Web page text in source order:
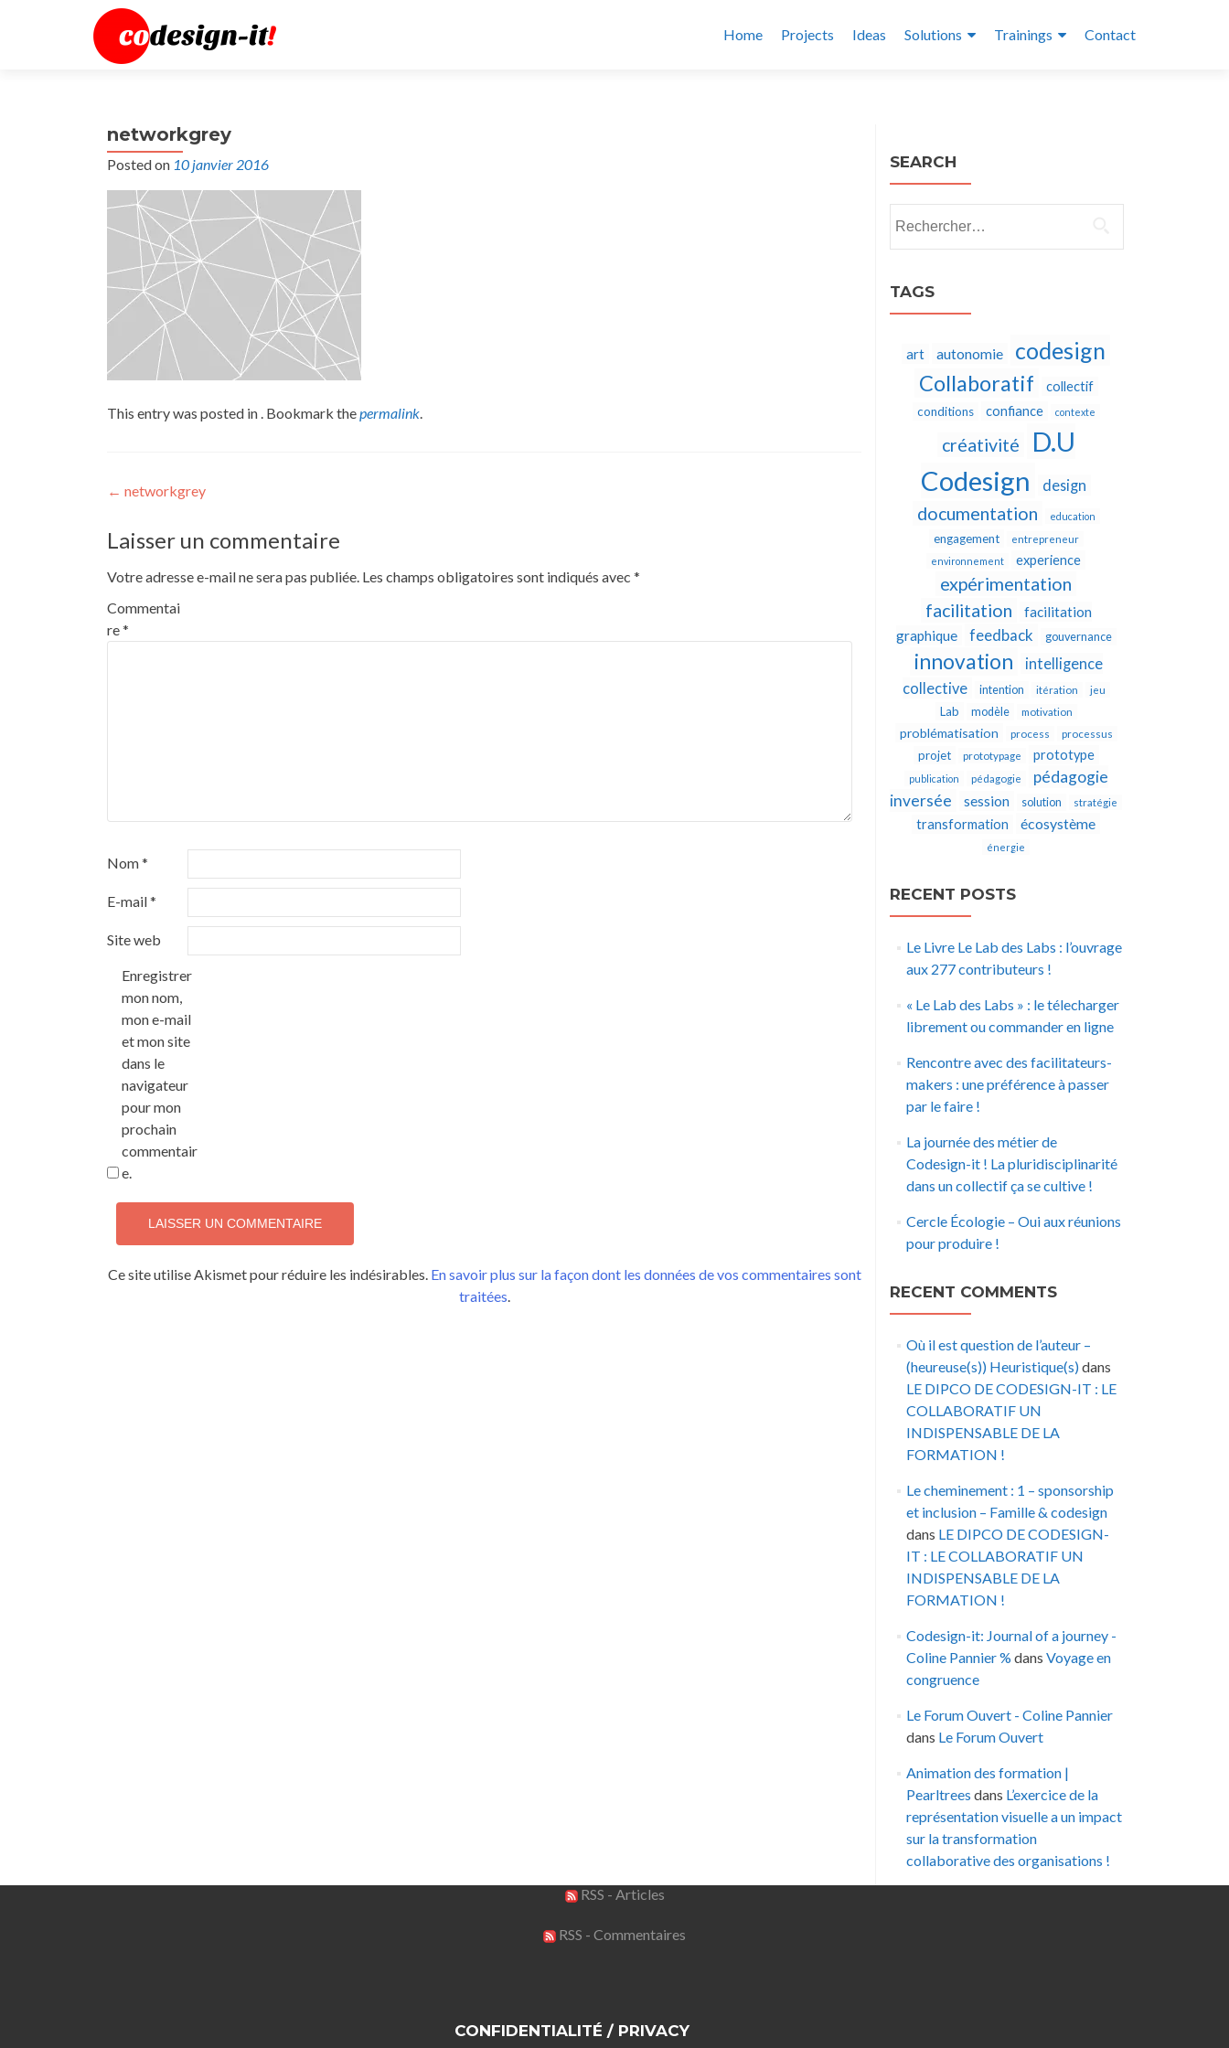
Home Projects Ideas Solutions Trainings Contact
networkgrey
Posted on 10 janvier 2016
This entry was posted in . Bookmark thepermalink.
Post
navigation
← networkgrey
Laisser un commentaire
Votre adresse e-mail ne sera pas publiée. Les champs obligatoires sont indiqués avec *
Commentai
re*
Nom*
E-mail*
Site web
Enregistrer
mon nom,
mon e-mail
et mon site
dans le
navigateur
pour mon
prochain
commentair
e.
Ce site utilise Akismet pour réduire les indésirables. En savoir plus sur la façon dont les données de vos commentaires sont
traitées.
SEARCH
TAGS
art autonomie codesign
Collaboratif collectif
conditions confiance contexte
créativité
D.U
Codesign
design
documentation education
engagement
entrepreneur
environnement
experience
expérimentation
facilitation
facilitation
graphique
feedback gouvernance
innovation
intelligence
collective
intention itération jeu
Lab modèle motivation
problématisation process processus
projet prototypage prototype
publication pédagogie
pédagogie
inversée
session solution stratégie
transformation écosystème
énergie
RECENT POSTS
Le Livre Le Lab des Labs : l’ouvrage
aux 277 contributeurs !
« Le Lab des Labs » : le télecharger
librement ou commander en ligne
Rencontre avec des facilitateurs-
makers : une préférence à passer
par le faire !
La journée des métier de
Codesign-it ! La pluridisciplinarité
dans un collectif ça se cultive !
Cercle Écologie – Oui aux réunions
pour produire !
RECENT COMMENTS
Où il est question de l’auteur –
(heureuse(s)) Heuristique(s)dans
LE DIPCO DE CODESIGN-IT : LE
COLLABORATIF UN
INDISPENSABLE DE LA
FORMATION !
Le cheminement : 1 – sponsorship
et inclusion – Famille & codesign
dans LE DIPCO DE CODESIGN-
IT : LE COLLABORATIF UN
INDISPENSABLE DE LA
FORMATION !
Codesign-it: Journal of a journey -
Coline Pannier % dans Voyage en
congruence
Le Forum Ouvert - Coline Pannier
dans Le Forum Ouvert
Animation des formation |
Pearltrees dans L’exercice de la
représentation visuelle a un impact
sur la transformation
collaborative des organisations !
RSS - Articles
RSS - Commentaires
CONFIDENTIALITÉ / PRIVACY